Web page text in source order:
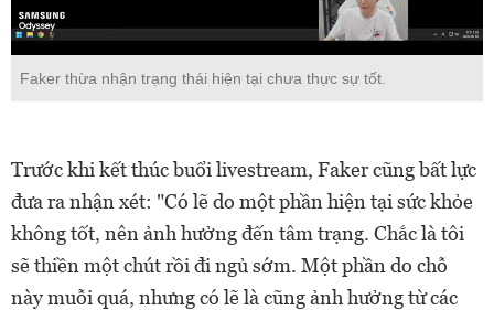
Faker thừa nhận trạng thái hiện tại chưa thực sự tốt.
Trước khi kết thúc buổi livestream, Faker cũng bất lực
đưa ra nhận xét: "Có lẽ do một phần hiện tại sức khỏe
không tốt, nên ảnh hưởng đến tâm trạng. Chắc là tôi
sẽ thiền một chút rồi đi ngủ sớm. Một phần do chỗ
này muỗi quá, nhưng có lẽ là cũng ảnh hưởng từ các